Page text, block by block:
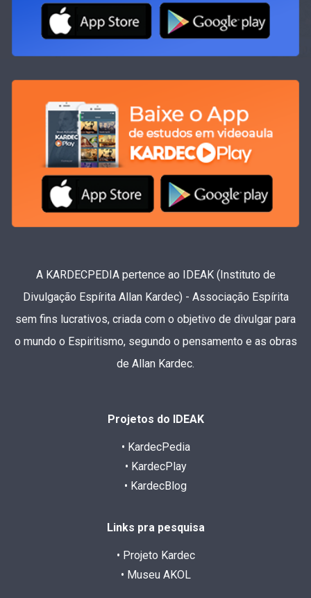
A KARDECPEDIA pertence ao IDEAK (Instituto de
Divulgação Espírita Allan Kardec) - Associação Espírita
sem fins lucrativos, criada com o objetivo de divulgar para
o mundo o Espiritismo, segundo o pensamento e as obras
de Allan Kardec.
Projetos do IDEAK
• KardecPedia
• KardecPlay
• KardecBlog
Links pra pesquisa
• Projeto Kardec
• Museu AKOL